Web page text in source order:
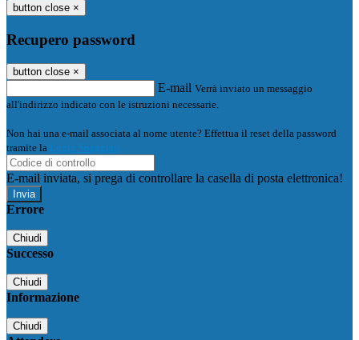
button close ×
Recupero password
button close ×
E-mail Verrà inviato un messaggio
all'indirizzo indicato con le istruzioni necessarie.
Non hai una e-mail associata al nome utente? Effettua il reset della password
tramite la Login Spaggiari
E-mail inviata, si prega di controllare la casella di posta elettronica!
Errore
Chiudi
Successo
Chiudi
Informazione
Chiudi